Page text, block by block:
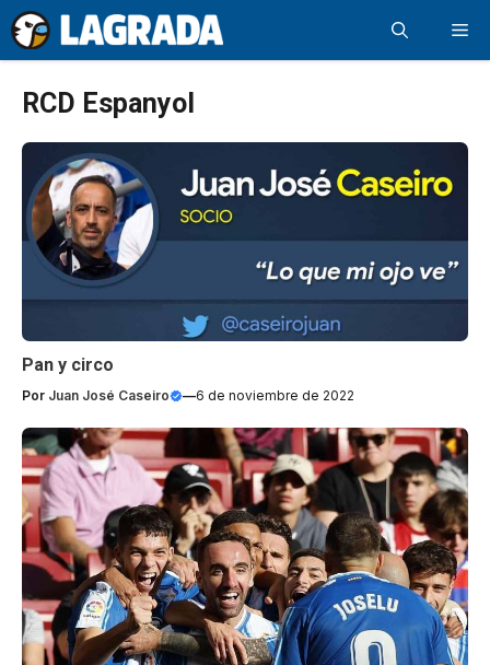
Saltar
al
contenido
RCD Espanyol
Pan y circo
Por Juan José Caseiro —6 de noviembre de 2022